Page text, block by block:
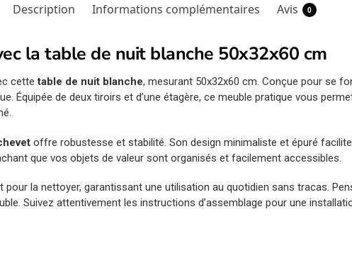
Description Informations complémentaires Avis 0
la table de nuit blanche 50x32x60 cm
cettetable de nuit blanche, mesurant 50x32x60 cm. Conçue pour se
Équipée de deux tiroirs et d’une étagère, ce meuble pratique vous
offre robustesse et stabilité. Son design minimaliste et épuré
que vos objets de valeur sont organisés et facilement accessibles.
la nettoyer, garantissant une utilisation au quotidien sans tracas.
Suivez attentivement les instructions d’assemblage pour une